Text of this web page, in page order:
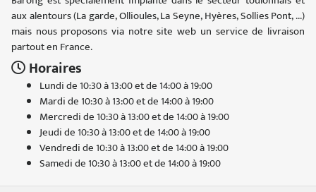
aux alentours (La garde, Ollioules, La Seyne, Hyères, Sollies Pont, ...)
mais nous proposons via notre site web un service de livraison
partout en France.
Horaires
Lundi de 10:30 à 13:00 et de 14:00 à 19:00
Mardi de 10:30 à 13:00 et de 14:00 à 19:00
Mercredi de 10:30 à 13:00 et de 14:00 à 19:00
Jeudi de 10:30 à 13:00 et de 14:00 à 19:00
Vendredi de 10:30 à 13:00 et de 14:00 à 19:00
Samedi de 10:30 à 13:00 et de 14:00 à 19:00